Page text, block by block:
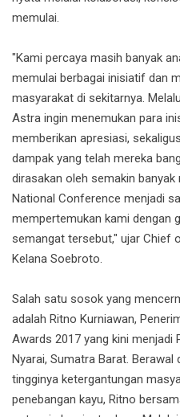
memulai.
"Kami percaya masih banyak
memulai berbagai inisiatif dan
masyarakat di sekitarnya.
Astra ingin menemukan para
memberikan apresiasi,
dampak yang telah mereka
dirasakan oleh semakin banyak
National Conference menjadi
mempertemukan kami dengan
semangat tersebut," ujar
Kelana Soebroto.
Salah satu sosok yang
adalah Ritno Kurniawan,
Awards 2017 yang kini menjadi
Nyarai, Sumatra Barat.
tingginya ketergantungan
penebangan kayu, Ritno